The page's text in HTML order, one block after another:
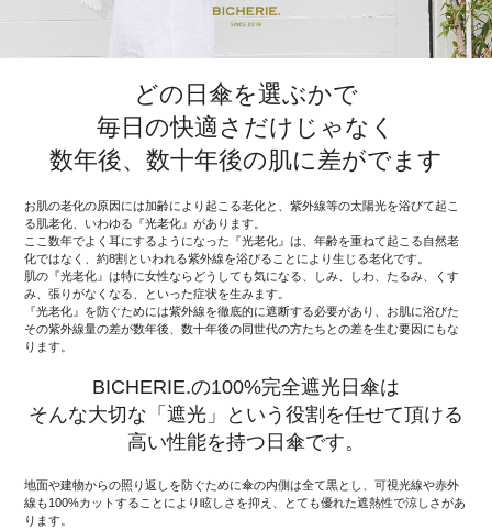
どの日傘を選ぶかで
毎日の快適さだけじゃなく
数年後、数十年後の肌に差がでます
お肌の老化の原因には加齢により起こる老化と、紫外線等の太陽光を浴びて起こ
る肌老化、いわゆる『光老化』があります。
ここ数年でよく耳にするようになった『光老化』は、年齢を重ねて起こる自然老
化ではなく、約8割といわれる紫外線を浴びることにより生じる老化です。
肌の『光老化』は特に女性ならどうしても気になる、しみ、しわ、たるみ、くす
み、張りがなくなる、といった症状を生みます。
『光老化』を防ぐためには紫外線を徹底的に遮断する必要があり、お肌に浴びた
その紫外線量の差が数年後、数十年後の同世代の方たちとの差を生む要因にもな
ります。
BICHERIE.の100%完全遮光日傘は
そんな大切な「遮光」という役割を任せて頂ける
高い性能を持つ日傘です。
地面や建物からの照り返しを防ぐために傘の内側は全て黒とし、可視光線や赤外
線も100%カットすることにより眩しさを抑え、とても優れた遮熱性で涼しさがあ
ります。